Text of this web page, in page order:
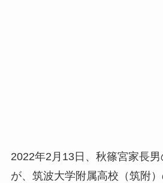
2022年2月13日、秋篠宮家長男
が、筑波大学附属高校（筑附